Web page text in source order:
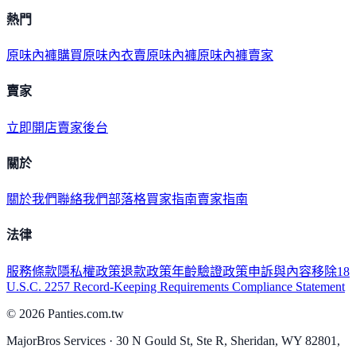
熱門
原味內褲購買原味內衣賣原味內褲原味內褲賣家
賣家
立即開店賣家後台
關於
關於我們聯絡我們部落格買家指南賣家指南
法律
服務條款隱私權政策退款政策年齡驗證政策申訴與內容移除18
U.S.C. 2257 Record-Keeping Requirements Compliance Statement
© 2026 Panties.com.tw
MajorBros Services · 30 N Gould St, Ste R, Sheridan, WY 82801,